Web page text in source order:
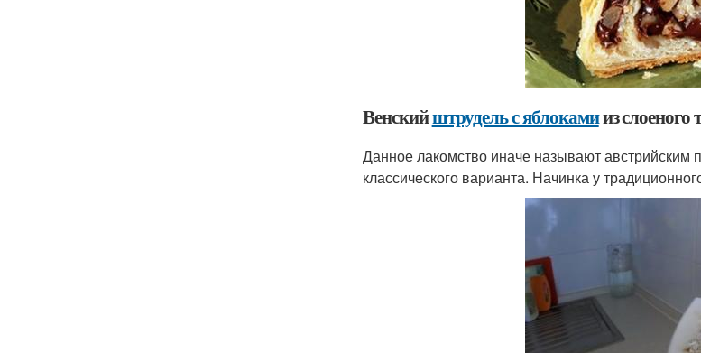
Венскийштрудель с яблокамииз слоеного
Данное лакомство иначе называют австрийским
классического варианта. Начинка у